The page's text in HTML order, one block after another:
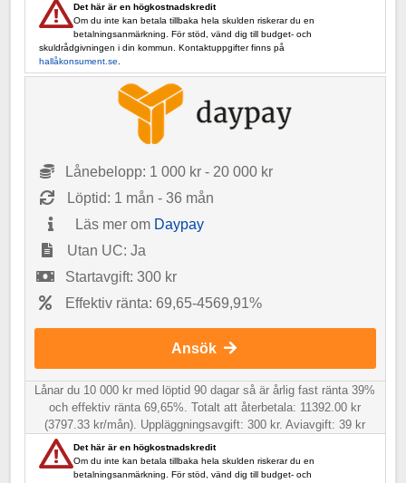
Det här är en högkostnadskredit
Om du inte kan betala tillbaka hela skulden riskerar du en
betalningsanmärkning. För stöd, vänd dig till budget- och
skuldrådgivningen i din kommun. Kontaktuppgifter finns på
hallåkonsument.se
Lånebelopp: 1 000 kr - 20 000 kr
Löptid: 1 mån - 36 mån
Läs mer om Daypay
Utan UC: Ja
Startavgift: 300 kr
Effektiv ränta: 69,65-4569,91%
Ansök
Lånar du 10 000 kr med löptid 90 dagar så är årlig fast ränta 39%
och effektiv ränta 69,65%. Totalt att återbetala: 11392.00 kr
(3797.33 kr/mån). Uppläggningsavgift: 300 kr. Aviavgift: 39 kr
Det här är en högkostnadskredit
Om du inte kan betala tillbaka hela skulden riskerar du en
betalningsanmärkning. För stöd, vänd dig till budget- och